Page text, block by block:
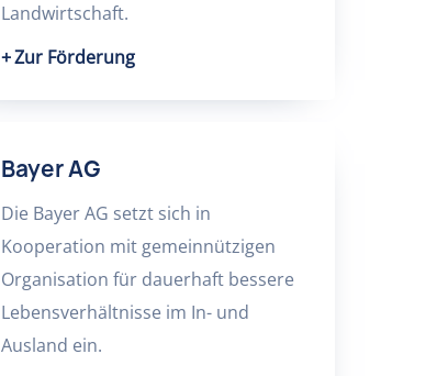
Landwirtschaft.
Zur Förderung
Bayer AG
Die Bayer AG setzt sich in
Kooperation mit gemeinnützigen
Organisation für dauerhaft bessere
Lebensverhältnisse im In- und
Ausland ein.